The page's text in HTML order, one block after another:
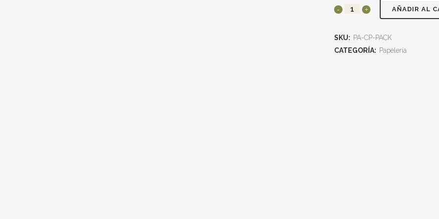
AÑADIR AL
SKU: PA-CP-PACK
CATEGORÍA: Papelería